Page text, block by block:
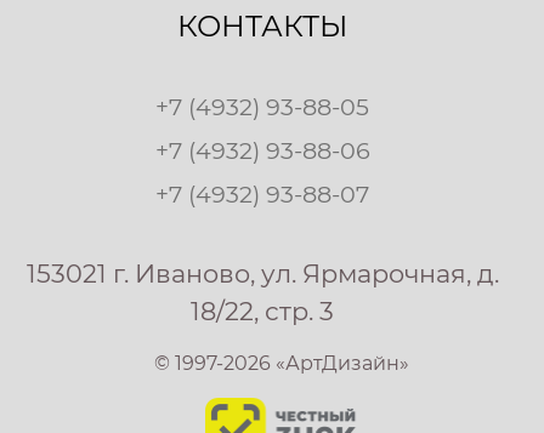
КОНТАКТЫ
+7 (4932) 93-88-05
+7 (4932) 93-88-06
+7 (4932) 93-88-07
153021 г. Иваново, ул. Ярмарочная, д.
18/22, стр. 3
© 1997-2026 «АртДизайн»